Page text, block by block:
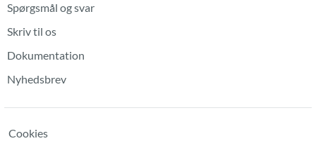
Spørgsmål og svar
Skriv til os
Dokumentation
Nyhedsbrev
Cookies